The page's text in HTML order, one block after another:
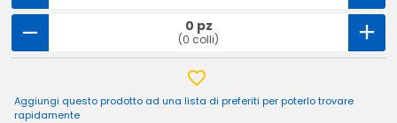
0 pz
(0 colli)
Aggiungi questo prodotto ad una lista di preferiti per poterlo trovare
rapidamente